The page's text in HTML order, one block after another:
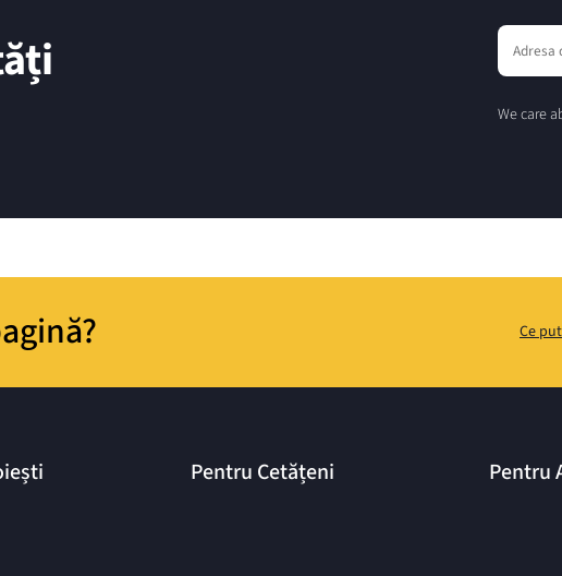
We care
Ce
Pentru Cetățeni Pentru